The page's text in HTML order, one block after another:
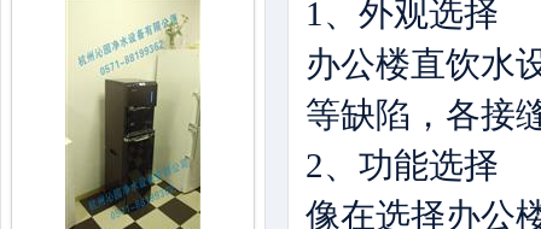
1、外观选择
办公楼直饮水
等缺陷，各接
2、功能选择
像在选择办公